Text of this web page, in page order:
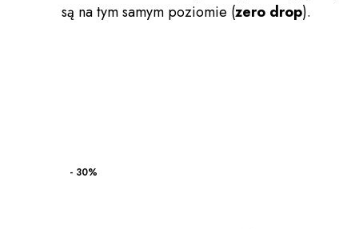
są na tym samym poziomie (zero drop).
- 30%